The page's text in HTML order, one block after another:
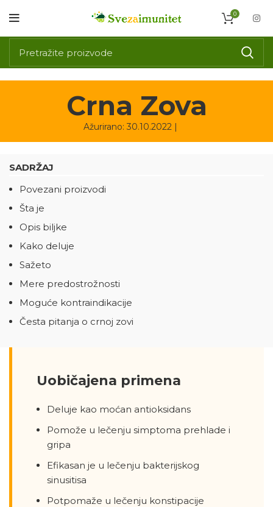
0
Crna Zova
Ažurirano: 30.10.2022 |
SADRŽAJ
Povezani proizvodi
Šta je
Opis biljke
Kako deluje
Sažeto
Mere predostrožnosti
Moguće kontraindikacije
Česta pitanja o crnoj zovi
Uobičajena primena
Deluje kao moćan antioksidans
Pomože u lečenju simptoma prehlade i
gripa
Efikasan je u lečenju bakterijskog
sinusitisa
Potpomaže u lečenju konstipacije